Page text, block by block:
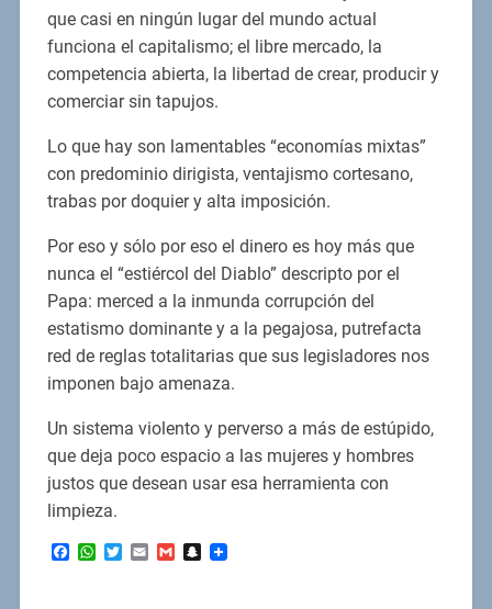
que casi en ningún lugar del mundo actual
funciona el capitalismo; el libre mercado, la
competencia abierta, la libertad de crear, producir y
comerciar sin tapujos.
Lo que hay son lamentables “economías mixtas”
con predominio dirigista, ventajismo cortesano,
trabas por doquier y alta imposición.
Por eso y sólo por eso el dinero es hoy más que
nunca el “estiércol del Diablo” descripto por el
Papa: merced a la inmunda corrupción del
estatismo dominante y a la pegajosa, putrefacta
red de reglas totalitarias que sus legisladores nos
imponen bajo amenaza.
Un sistema violento y perverso a más de estúpido,
que deja poco espacio a las mujeres y hombres
justos que desean usar esa herramienta con
limpieza.
Facebook
WhatsApp
Twitter
EmailGmailSnapchat